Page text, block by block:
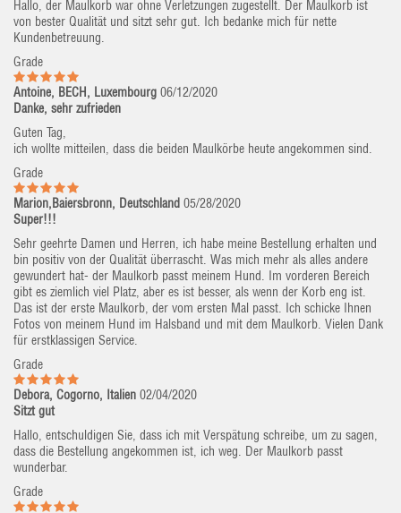
Hallo, der Maulkorb war ohne Verletzungen zugestellt. Der Maulkorb ist
von bester Qualität und sitzt sehr gut. Ich bedanke mich für nette
Kundenbetreuung.
Grade
Antoine, BECH, Luxembourg 06/12/2020
Danke, sehr zufrieden
Guten Tag,
ich wollte mitteilen, dass die beiden Maulkörbe heute angekommen sind.
Grade
Marion,Baiersbronn, Deutschland 05/28/2020
Super!!!
Sehr geehrte Damen und Herren, ich habe meine Bestellung erhalten und
bin positiv von der Qualität überrascht. Was mich mehr als alles andere
gewundert hat- der Maulkorb passt meinem Hund. Im vorderen Bereich
gibt es ziemlich viel Platz, aber es ist besser, als wenn der Korb eng ist.
Das ist der erste Maulkorb, der vom ersten Mal passt. Ich schicke Ihnen
Fotos von meinem Hund im Halsband und mit dem Maulkorb. Vielen Dank
für erstklassigen Service.
Grade
Debora, Cogorno, Italien 02/04/2020
Sitzt gut
Hallo, entschuldigen Sie, dass ich mit Verspätung schreibe, um zu sagen,
dass die Bestellung angekommen ist, ich weg. Der Maulkorb passt
wunderbar.
Grade